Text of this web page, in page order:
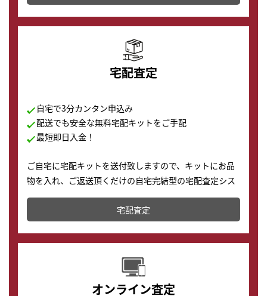
の購入もできます♪
宅配査定
自宅で3分カンタン申込み
配送でも安全な無料宅配キットをご手配
最短即日入金！
ご自宅に宅配キットを送付致しますので、キットにお品
物を入れ、ご返送頂くだけの自宅完結型の宅配査定シス
テムです。
配送でも簡単&安全に査定・買取に出すことが可能で
す。
宅配査定
オンライン査定